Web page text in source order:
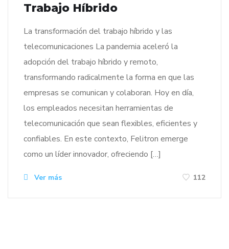
Trabajo Híbrido
La transformación del trabajo híbrido y las
telecomunicaciones La pandemia aceleró la
adopción del trabajo híbrido y remoto,
transformando radicalmente la forma en que las
empresas se comunican y colaboran. Hoy en día,
los empleados necesitan herramientas de
telecomunicación que sean flexibles, eficientes y
confiables. En este contexto, Felitron emerge
como un líder innovador, ofreciendo […]
Ver más 112